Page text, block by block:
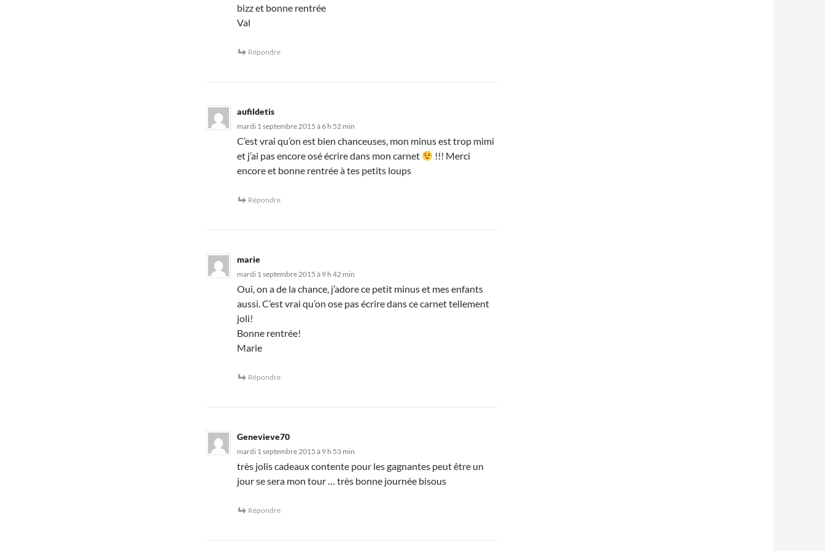
bizz et bonne rentrée
Val
Répondre
aufildetis
mardi 1 septembre 2015 à 6 h 52 min
C’est vrai qu’on est bien chanceuses, mon minus est trop mimi
et j’ai pas encore osé écrire dans mon carnet
!!! Merci
encore et bonne rentrée à tes petits loups
Répondre
marie
mardi 1 septembre 2015 à 9 h 42 min
Oui, on a de la chance, j’adore ce petit minus et mes enfants
aussi. C’est vrai qu’on ose pas écrire dans ce carnet tellement
joli!
Bonne rentrée!
Marie
Répondre
Genevieve70
mardi 1 septembre 2015 à 9 h 53 min
très jolis cadeaux contente pour les gagnantes peut être un
jour se sera mon tour … très bonne journée bisous
Répondre